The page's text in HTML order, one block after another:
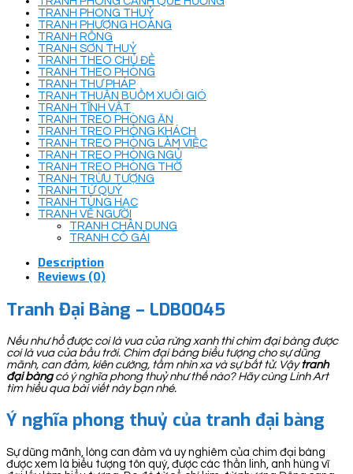
TRANH PHONG THUỶ
TRANH PHƯỢNG HOÀNG
TRANH RỒNG
TRANH SƠN THUỶ
TRANH THEO CHỦ ĐỀ
TRANH THEO PHÒNG
TRANH THƯ PHÁP
TRANH THUẬN BUỒM XUÔI GIÓ
TRANH TĨNH VẬT
TRANH TREO PHÒNG ĂN
TRANH TREO PHÒNG KHÁCH
TRANH TREO PHÒNG LÀM VIỆC
TRANH TREO PHÒNG NGỦ
TRANH TREO PHÒNG THỜ
TRANH TRỪU TƯỢNG
TRANH TỨ QUÝ
TRANH TÙNG HẠC
TRANH VẼ NGƯỜI
TRANH CHÂN DUNG
TRANH CÔ GÁI
Description
Reviews (0)
Tranh Đại Bàng – LDB0045
Nếu như hổ được coi là vua của rừng xanh thì chim đại bàng được
coi là vua của bầu trời. Chim đại bàng biểu tượng cho sự dũng
mãnh, can đảm, kiên cường, tầm nhìn xa và sự bất tử. Vậytranh
đại bàngcó ý nghĩa phong thuỷ như thế nào? Hãy cùng Linh Art
tìm hiểu qua bài viết này bạn nhé.
Ý nghĩa phong thuỷ của tranh đại bàng
Sự dũng mãnh, lòng can đảm và uy nghiêm của chim đại bàng
được xem là biểu tượng tôn quý, được các thần linh, anh hùng vĩ